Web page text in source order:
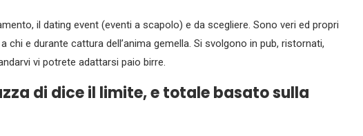
il dating event (eventi a scapolo) e da scegliere. Sono veri ed propri
chi e durante cattura dell’anima gemella. Si svolgono in pub, ristornati,
vi potrete adattarsi paio birre.
di dice il limite, e totale basato sulla